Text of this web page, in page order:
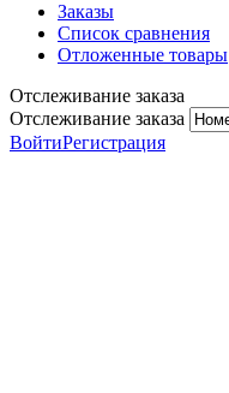
Заказы
Список сравнения
Отложенные товары
Отслеживание заказа
Отслеживание заказа
ВойтиРегистрация